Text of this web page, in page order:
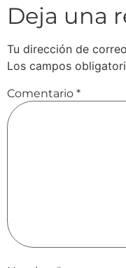
Deja una
Tu dirección de
Los campos
Comentario *